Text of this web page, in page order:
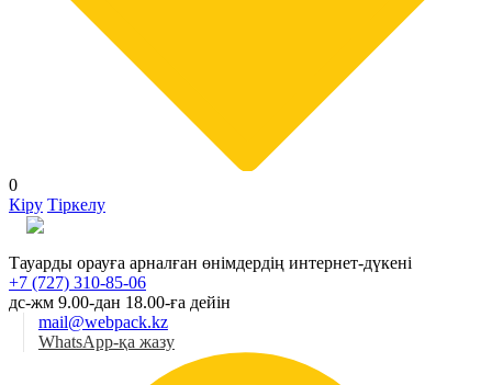
0
Кіру Тіркелу
Тауарды орауға арналған өнімдердің интернет-дүкені
+7 (727) 310-85-06
дс-жм 9.00-дан 18.00-ға дейін
mail@webpack.kz
WhatsApp-қа жазу